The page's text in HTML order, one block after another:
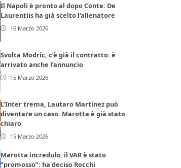
Il Napoli è pronto al dopo Conte: De
Laurentiis ha già scelto l’allenatore
16 Marzo 2026
Svolta Modric, c’è già il contratto: è
arrivato anche l’annuncio
15 Marzo 2026
L’Inter trema, Lautaro Martinez può
diventare un caso: Marotta è già stato
chiaro
15 Marzo 2026
Marotta incredulo, il VAR è stato
“promosso”: ha deciso Rocchi